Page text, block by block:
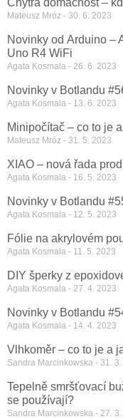
Mateusz Mróz 30. 6. 2023
Novinky od Arduino –
Uno R4 WiFi
Agata Kosmala 26. 6. 2023
Novinky v Botlandu
Agata Kosmala 13. 6. 2023
Minipočítač – co to je
Mateusz Mróz 31. 5. 2023
XIAO – nová řada
Agata Kosmala 16. 5. 2023
Novinky v Botlandu
Agata Kosmala 12. 5. 2023
Fólie na akrylovém
Agata Kosmala 11. 5. 2023
DIY šperky z
Agata Kosmala 27. 4. 2023
Novinky v Botlandu
Agata Kosmala 14. 4. 2023
Vlhkoměr – co to je a
Sandra Marcinkowska 31.
Tepelně smršťovací
se používají?
Sandra Marcinkowska 27.